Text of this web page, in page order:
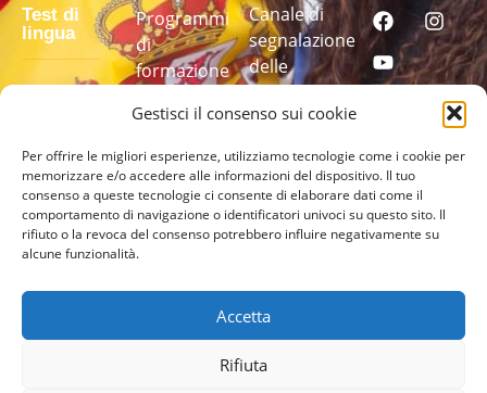
Gestisci il consenso sui cookie
Per offrire le migliori esperienze, utilizziamo tecnologie come i cookie per
memorizzare e/o accedere alle informazioni del dispositivo. Il tuo
consenso a queste tecnologie ci consente di elaborare dati come il
comportamento di navigazione o identificatori univoci su questo sito. Il
rifiuto o la revoca del consenso potrebbero influire negativamente su
alcune funzionalità.
Accetta
Rifiuta
Test di
lingua
lingua per
scoprire il
tuo livello
FAI IL
QUI
Programmi
di
formazione
su misura
Canale di
segnalazione
delle
irregolarità